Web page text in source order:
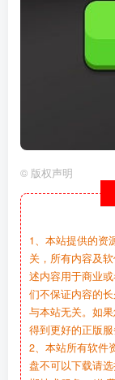
© 版权声明
1、本站提供的资
关，所有内容及
述内容用于商业
们不保证内容的
与本站无关。如
得到更好的正版
2、本站所有软件
盘不可以下载请